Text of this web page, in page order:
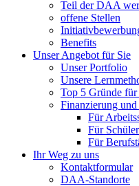
Teil der DAA
offene Stellen
Benefits
Unser Angebot für Sie
Unser Portfolio
Unsere
Top 5 Gründe
Finanzierung
Für
Für
Für
Ihr Weg zu uns
Kontaktformular
DAA-Standorte